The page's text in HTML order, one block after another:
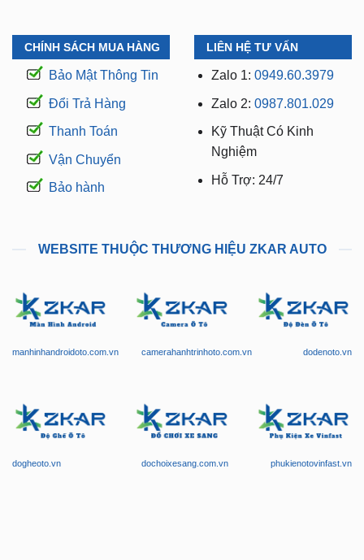
CHÍNH SÁCH MUA HÀNG
Bảo Mật Thông Tin
Đổi Trả Hàng
Thanh Toán
Vận Chuyển
Bảo hành
LIÊN HỆ TƯ VẤN
Zalo 1: 0949.60.3979
Zalo 2: 0987.801.029
Kỹ Thuật Có Kinh
Nghiệm
Hỗ Trợ: 24/7
WEBSITE THUỘC THƯƠNG HIỆU ZKAR AUTO
manhinhandroidoto.com.vn camerahanhtrinhoto.com.vn dodenoto.vn
dogheoto.vn dochoixesang.com.vn phukienotovinfast.vn